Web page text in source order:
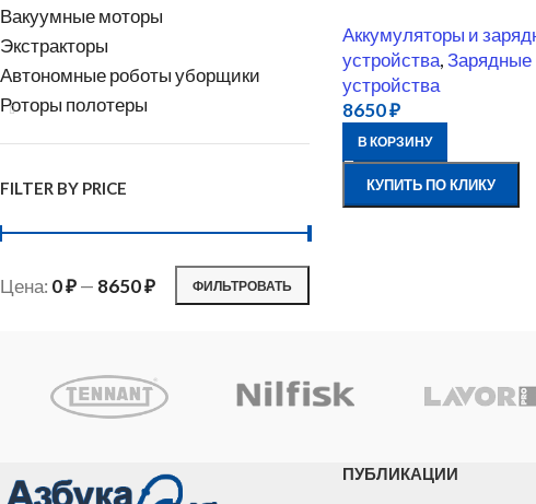
Вакуумные моторы
Экстракторы
Автономные роботы уборщики
Роторы полотеры
FILTER BY PRICE
ФИЛЬТРОВАТЬ
Цена: 0 ₽— 8650 ₽
Аккумуляторы и
устройства,Зарядные
устройства
8650₽
В КОРЗИНУ
КУПИТЬ ПО КЛИКУ
ПУБЛИКАЦИИ